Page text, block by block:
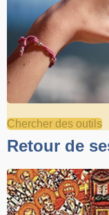
Chercher des outils
Retour de